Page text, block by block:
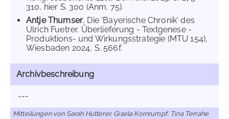
310, hier S. 300 (Anm. 75).
Antje Thumser, Die 'Bayerische Chronik' des
Ulrich Fuetrer. Überlieferung - Textgenese -
Produktions- und Wirkungsstrategie (MTU 154),
Wiesbaden 2024, S. 566f.
Archivbeschreibung
---
Mitteilungen von Sarah Hutterer, Gisela Kornrumpf, Tina Terrahe